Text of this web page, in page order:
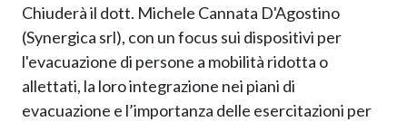
Chiuderà il dott. Michele Cannata D'Agostino
(Synergica srl), con un focus sui dispositivi per
l'evacuazione di persone a mobilità ridotta o
allettati, la loro integrazione nei piani di
evacuazione e l’importanza delle esercitazioni per